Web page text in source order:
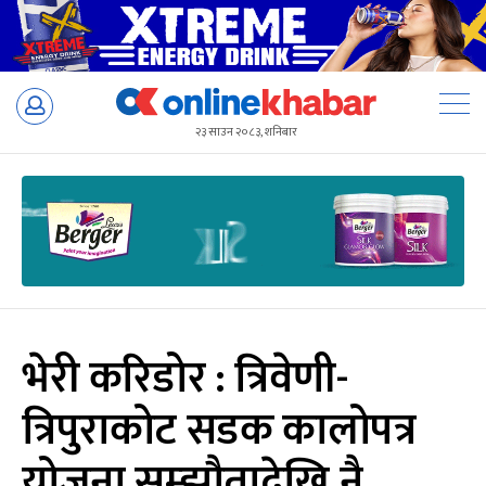
Skip
२३ साउन २०८३, शनिबार
भेरी करिडोर : त्रिवेणी-
त्रिपुराकोट सडक कालोपत्र